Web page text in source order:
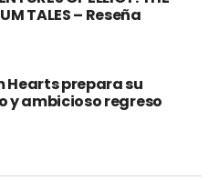
TALES – Reseña
Hearts prepara su
y ambicioso regreso